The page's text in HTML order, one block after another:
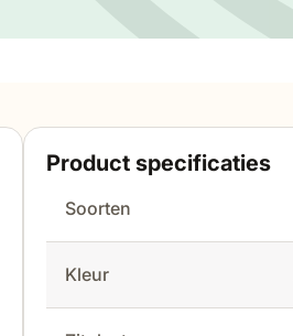
Product specificaties
Soorten
Kleur